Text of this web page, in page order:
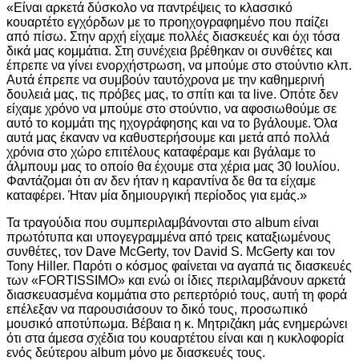
«Είναι αρκετά δύσκολο να παντρέψεις το κλασσικό
κουαρτέτο εγχόρδων με το προηχογραφημένο που παίζει
από πίσω. Στην αρχή είχαμε πολλές διασκευές και όχι τόσα
δικά μας κομμάτια. Στη συνέχεια βρέθηκαν οι συνθέτες και
έπρεπε να γίνει ενορχήστρωση, να μπούμε στο στούντιο κλπ.
Αυτά έπρεπε να συμβούν ταυτόχρονα με την καθημερινή
δουλειά μας, τις πρόβες μας, το σπίτι και τα live. Οπότε δεν
είχαμε χρόνο να μπούμε στο στούντιο, να αφοσιωθούμε σε
αυτό το κομμάτι της ηχογράφησης και να το βγάλουμε. Όλα
αυτά μας έκαναν να καθυστερήσουμε και μετά από πολλά
χρόνια στο χώρο επιτέλους καταφέραμε και βγάλαμε το
άλμπουμ μας το οποίο θα έχουμε στα χέρια μας 30 Ιουλίου.
Φαντάζομαι ότι αν δεν ήταν η καραντίνα δε θα τα είχαμε
καταφέρει. Ήταν μία δημιουργική περίοδος για εμάς.»
Τα τραγούδια που συμπεριλαμβάνονται στο album είναι
πρωτότυπα και υπογεγραμμένα από τρεις καταξιωμένους
συνθέτες, τον Dave McGerty, τον David S. McGerty και τον
Tony Hiller. Παρότι ο κόσμος φαίνεται να αγαπά τις διασκευές
των «FORTISSIMO» και ενώ οι ίδιες περιλαμβάνουν αρκετά
διασκευασμένα κομμάτια στο ρεπερτόριό τους, αυτή τη φορά
επέλεξαν να παρουσιάσουν το δικό τους, προσωπικό
μουσικό αποτύπωμα. Βέβαια η κ. Μητριζάκη μάς ενημερώνει
ότι στα άμεσα σχέδια του κουαρτέτου είναι και η κυκλοφορία
ενός δεύτερου album μόνο με διασκευές τους.